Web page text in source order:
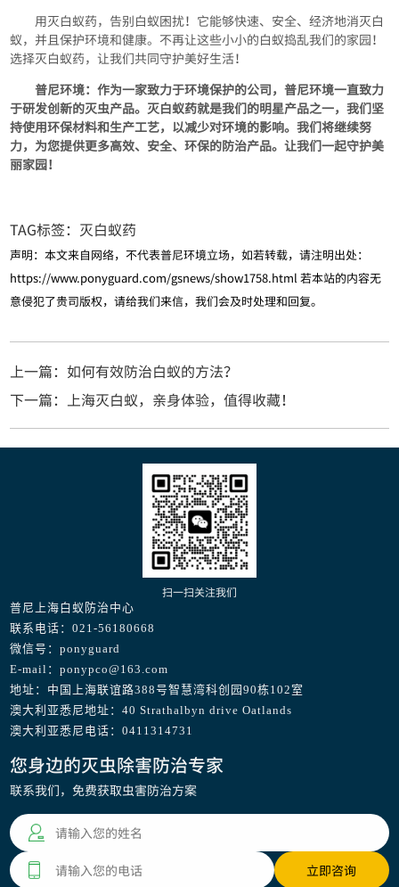
用灭白蚁药，告别白蚁困扰！它能够快速、安全、经济地消灭白
蚁，并且保护环境和健康。不再让这些小小的白蚁捣乱我们的家园！
选择灭白蚁药，让我们共同守护美好生活！
普尼环境：作为一家致力于环境保护的公司，普尼环境一直致力
于研发创新的灭虫产品。灭白蚁药就是我们的明星产品之一，我们坚
持使用环保材料和生产工艺，以减少对环境的影响。我们将继续努
力，为您提供更多高效、安全、环保的防治产品。让我们一起守护美
丽家园！
TAG标签： 灭白蚁药
声明：本文来自网络，不代表普尼环境立场，如若转载，请注明出处：
https://www.ponyguard.com/gsnews/show1758.html 若本站的内容无
意侵犯了贵司版权，请给我们来信，我们会及时处理和回复。
上一篇：如何有效防治白蚁的方法？
下一篇：上海灭白蚁，亲身体验，值得收藏！
扫一扫关注我们
普尼上海白蚁防治中心
联系电话：021-56180668
微信号：ponyguard
E-mail：ponypco@163.com
地址：中国上海联谊路388号智慧湾科创园90栋102室
澳大利亚悉尼地址：40 Strathalbyn drive Oatlands
澳大利亚悉尼电话：0411314731
您身边的灭虫除害防治专家
联系我们，免费获取虫害防治方案